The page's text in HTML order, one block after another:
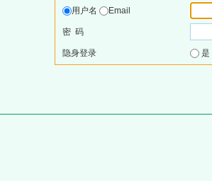
用户名
Email
密 码
隐身登录